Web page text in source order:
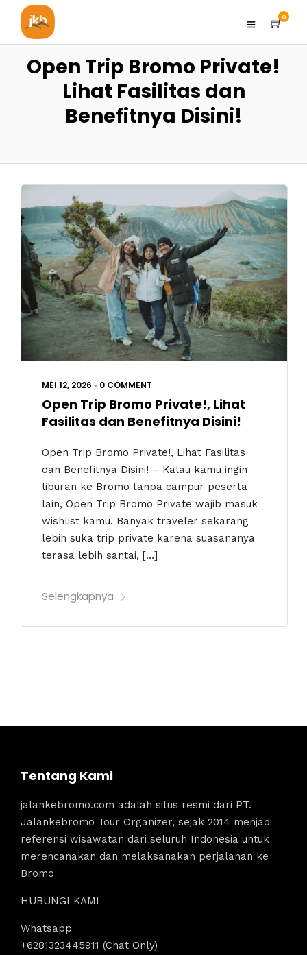
0
Open Trip Bromo Private!
Lihat Fasilitas dan
Benefitnya Disini!
MEI 12, 2026 • 0 COMMENT
Open Trip Bromo Private!, Lihat
Fasilitas dan Benefitnya Disini!
Open Trip Bromo Private!, Lihat Fasilitas
dan Benefitnya Disini! – Kalau kamu ingin
liburan ke Bromo tanpa campur peserta
lain, Open Trip Bromo Private wajib masuk
wishlist kamu. Banyak traveler sekarang
lebih suka trip private karena suasananya
terasa lebih santai, […]
Selengkapnya
Tentang Kami
jalankebromo.com adalah situs resmi dari PT.
Jalankebromo Tour Organizer, sejak 2014 menjadi
referensi wisawatan dari seluruh Indonesia untuk
merencanakan dan melaksanakan perjalanan ke
Bromo
HUBUNGI KAMI
Whatsapp
+6281323445911 (Chat Only)